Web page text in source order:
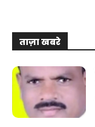
ताज़ा खबरे